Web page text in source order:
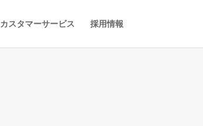
カスタマーサービス 採用情報